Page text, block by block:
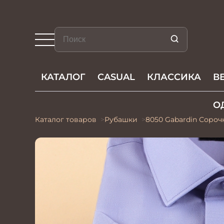
КАТАЛОГ CASUAL КЛАССИКА
Каталог товаров Рубашки 8050 Gabardin